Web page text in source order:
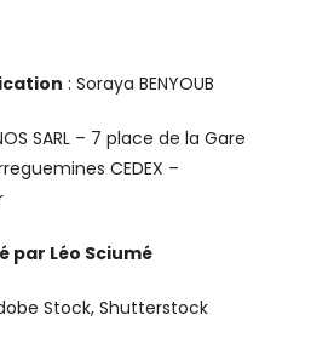
: Soraya BENYOUB
SARL – 7 place de la Gare
CEDEX –
par Léo Sciumé
Stock, Shutterstock